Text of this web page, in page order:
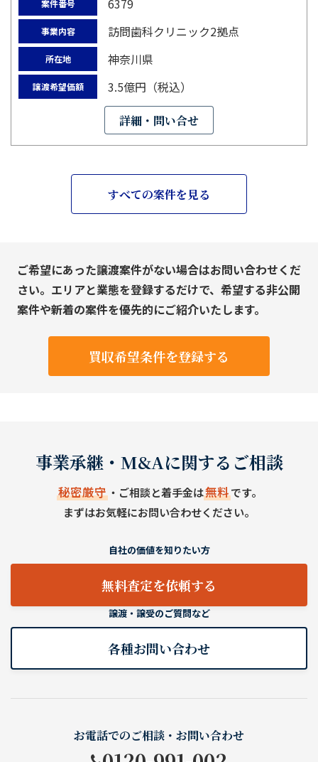
案件番号 6379
事業内容 訪問歯科クリニック2拠点
所在地 神奈川県
譲渡希望価額 3.5億円（税込）
詳細・問い合せ
すべての案件を見る
ご希望にあった譲渡案件がない場合はお問い合わせくだ
さい。エリアと業態を登録するだけで、希望する非公開
案件や新着の案件を優先的にご紹介いたします。
買収希望条件を登録する
事業承継・M&Aに関するご相談
秘密厳守・ご相談と着手金は無料です。
まずはお気軽にお問い合わせください。
自社の価値を知りたい方
無料査定を依頼する
譲渡・譲受のご質問など
各種お問い合わせ
お電話でのご相談・お問い合わせ